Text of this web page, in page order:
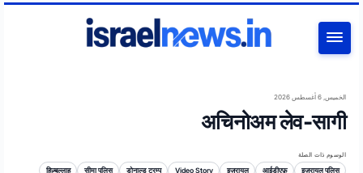
الخميس, 6 أغسطس 2026
अचिनोअम लेव-सागी
الوسوم ذات الصلة
इज़रायल पुलिस
आईडीएफ़
इज़रायल
Video Story
डोनाल्ड ट्रम्प
सीमा पुलिस
हिज़्बुल्लाह